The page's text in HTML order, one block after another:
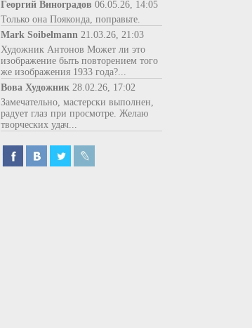
Георгий Виноградов 06.05.26, 14:05
Только она Пояконда, поправьте.
Mark Soibelmann 21.03.26, 21:03
Художник Антонов Может ли это
изображение быть повторением того
же изображения 1933 года?...
Вова Художник 28.02.26, 17:02
Замечательно, мастерски выполнен,
радует глаз при просмотре. Желаю
творческих удач...